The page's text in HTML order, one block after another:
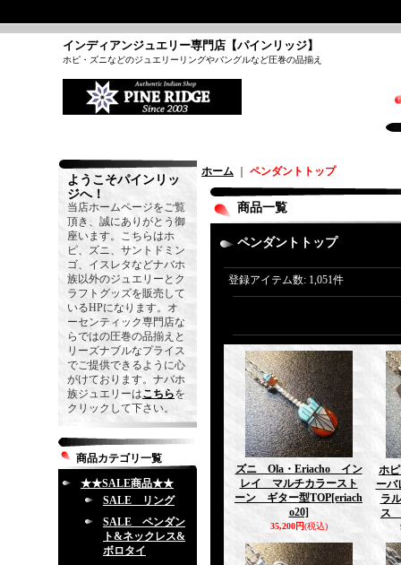
インディアンジュエリー専門店【パインリッジ】
ホピ・ズニなどのジュエリーリングやバングルなど圧巻の品揃え
ようこそパインリッ
ジへ！
当店ホームページをご覧
頂き、誠にありがとう御
座います。こちらはホ
ピ、ズニ、サントドミン
ゴ、イスレタなどナバホ
族以外のジュエリーとク
ラフトグッズを販売して
いるHPになります。オ
ーセンティック専門店な
らではの圧巻の品揃えと
リーズナブルなプライス
でご提供できるように心
がけております。ナバホ
族ジュエリーはこちらを
クリックして下さい。
商品カテゴリ一覧
★★SALE商品★★
SALE リング
SALE ペンダン
ト&ネックレス&
ボロタイ
ホーム ペンダントトップ
商品一覧
ペンダントトップ
登録アイテム数: 1,051件
ズニ Ola・Eriacho イン
レイ マルチカラースト
ーン ギター型TOP[eriach
o20]
35,200円(税込)
ホ
ー
ラ
ス